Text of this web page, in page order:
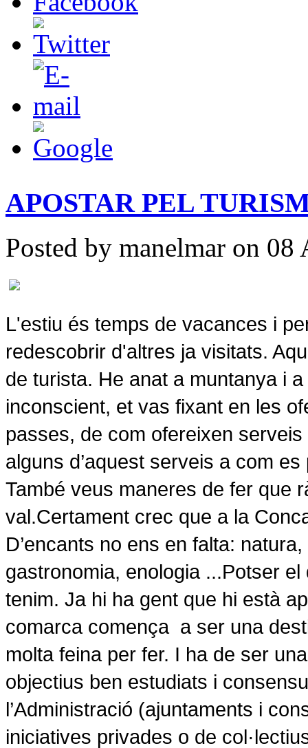
APOSTAR PEL
Posted by manelmar on 08
L'estiu és temps de vacances i
redescobrir d'altres ja visitats.
de turista. He anat a muntanya i
inconscient, et vas fixant en les
passes, de com ofereixen
alguns d’aquest serveis a com
També veus maneres de fer que
val.Certament crec que a la
D’encants no ens en falta:
gastronomia, enologia ...Potser el
tenim. Ja hi ha gent que hi està
comarca comença a ser una
molta feina per fer. I ha de ser
objectius ben estudiats i
l’Administració (ajuntaments i
iniciatives privades o de